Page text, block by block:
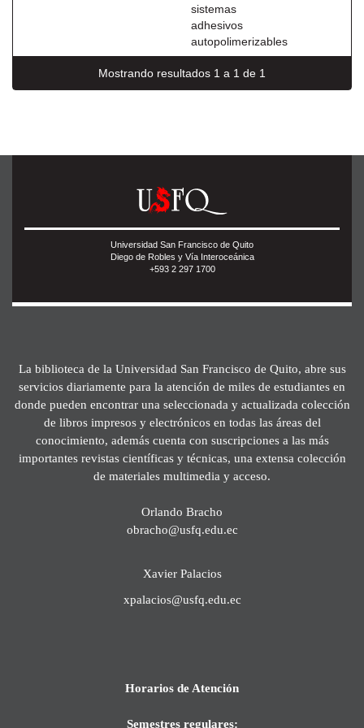
sistemas
adhesivos
autopolimerizables
Mostrando resultados 1 a 1 de 1
Universidad San Francisco de Quito
Diego de Robles y Vía Interoceánica
+593 2 297 1700
La biblioteca de la Universidad San Francisco de Quito, abre sus
servicios diariamente para la atención de miles de estudiantes en
donde pueden encontrar una seleccionada y actualizada colección
de libros impresos y electrónicos en todas las áreas del
conocimiento, además cuenta con suscripciones a las más
importantes revistas científicas y técnicas, una extensa colección
de materiales multimedia y acceso.
Orlando Bracho
obracho@usfq.edu.ec
Xavier Palacios
xpalacios@usfq.edu.ec
Horarios de Atención
Semestres regulares: